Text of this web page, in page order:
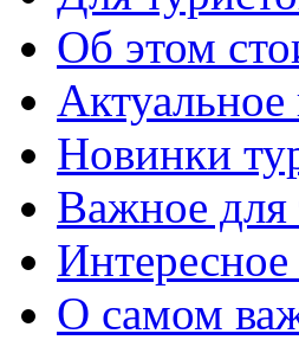
Об этом
Новинки
Важное для
О самом